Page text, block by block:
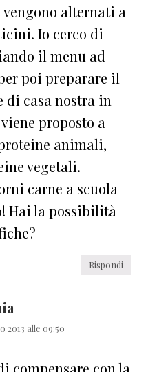
alternati a
Io cerco di
il menu ad
poi preparare il
di casa nostra in
proposto a
animali,
vegetali.
carne a scuola
Hai la possibilità
Rispondi
2013 alle 09:50